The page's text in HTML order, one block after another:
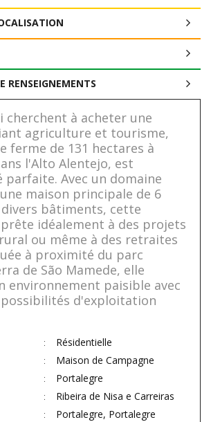
RENSEIGNEMENTS
cherchent à acheter une
agriculture et tourisme,
ferme de 131 hectares à
l'Alto Alentejo, est
Avec un domaine
maison principale de 6
bâtiments, cette
idéalement à des projets
ou même à des retraites
à proximité du parc
de São Mamede, elle
environnement paisible avec
d'exploitation
Résidentielle
Maison de Campagne
Portalegre
Ribeira de Nisa e Carreiras
Portalegre, Portalegre